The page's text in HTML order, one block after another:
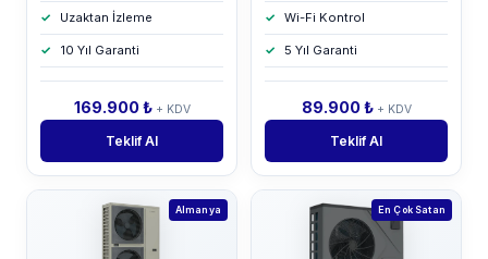
Uzaktan İzleme
10 Yıl Garanti
169.900 ₺ + KDV
Teklif Al
Wi-Fi Kontrol
5 Yıl Garanti
89.900 ₺ + KDV
Teklif Al
Almanya En Çok Satan